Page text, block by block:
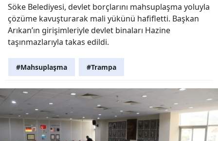
Söke Belediyesi, devlet borçlarını mahsuplaşma yoluyla
çözüme kavuşturarak mali yükünü hafifletti. Başkan
Arıkan’ın girişimleriyle devlet binaları Hazine
taşınmazlarıyla takas edildi.
#Mahsuplaşma #Trampa